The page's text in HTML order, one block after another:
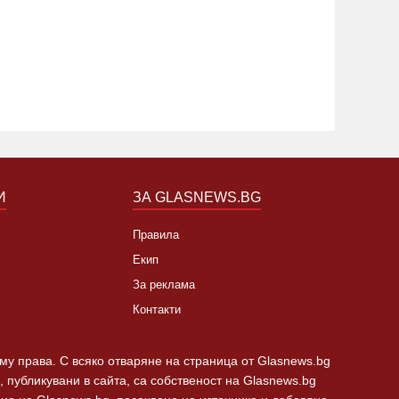
ЗА GLASNEWS.BG
Правила
Екип
За реклама
Контакти
права. С всяко отваряне на страница от Glasnews.bg
в сайта, са собственост на Glasnews.bg